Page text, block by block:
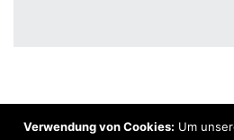
Hinweis: Trotz zahlreicher Studien, die einen
Verwendung von Cookies: Um